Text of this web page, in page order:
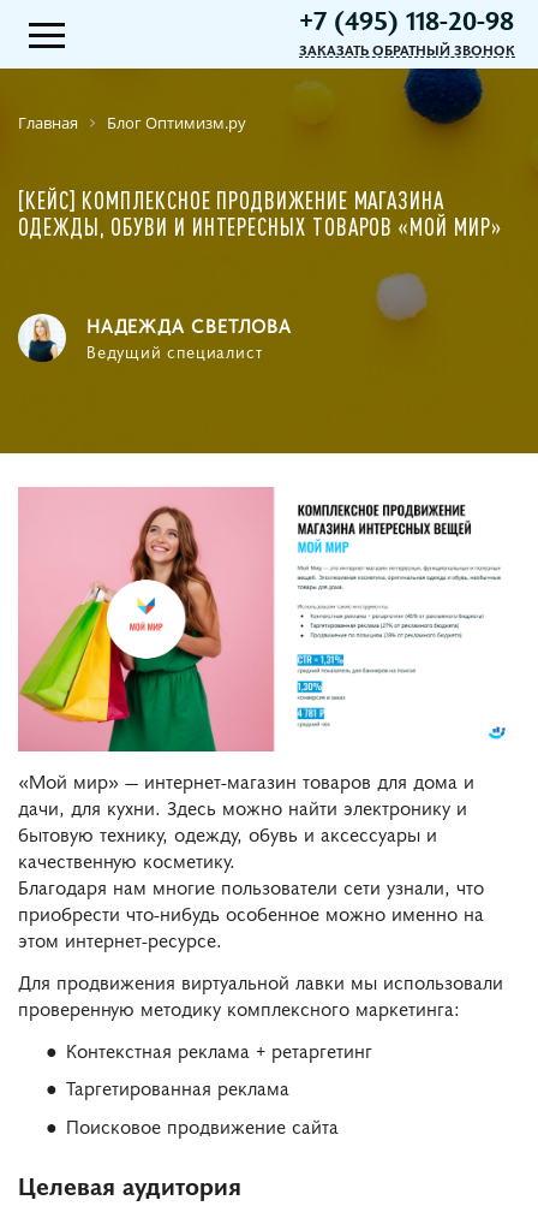
+7 (495) 118-20-98
ЗАКАЗАТЬ ОБРАТНЫЙ ЗВОНОК
Главная Блог Оптимизм.ру
[КЕЙС] КОМПЛЕКСНОЕ ПРОДВИЖЕНИЕ МАГАЗИНА
ОДЕЖДЫ, ОБУВИ И ИНТЕРЕСНЫХ ТОВАРОВ «МОЙ МИР»
НАДЕЖДА СВЕТЛОВА
Ведущий специалист
«Мой мир» — интернет-магазин товаров для дома и
дачи, для кухни. Здесь можно найти электронику и
бытовую технику, одежду, обувь и аксессуары и
качественную косметику.
Благодаря нам многие пользователи сети узнали, что
приобрести что-нибудь особенное можно именно на
этом интернет-ресурсе.
Для продвижения виртуальной лавки мы использовали
проверенную методику комплексного маркетинга:
Контекстная реклама + ретаргетинг
Таргетированная реклама
Поисковое продвижение сайта
Целевая аудитория